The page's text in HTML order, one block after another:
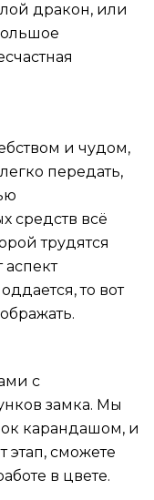
дракон, или
и чудом,
передать,
средств всё
трудятся
то вот
с
замка. Мы
карандашом, и
этап, сможете
в цвете.